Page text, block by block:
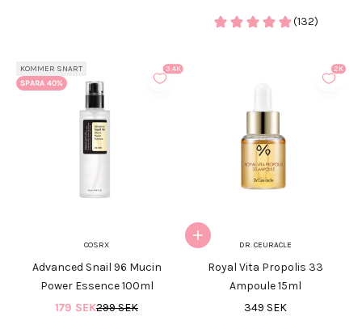
(132)
3.4K
KOMMER SNART
SPARA 40%
COSRX
Advanced Snail 96 Mucin
Power Essence 100ml
REA-pris
179 SEKPris
299 SEK
2K
Lägg i varukorgen
DR. CEURACLE
Royal Vita Propolis 33
Ampoule 15ml
REA-pris
349 SEK